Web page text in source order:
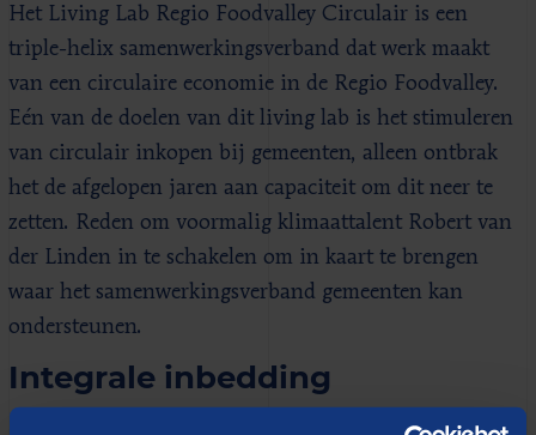
Het Living Lab Regio Foodvalley Circulair is een
triple-helix samenwerkingsverband dat werk maakt
van een circulaire economie in de Regio Foodvalley.
Eén van de doelen van dit living lab is het stimuleren
van circulair inkopen bij gemeenten, alleen ontbrak
het de afgelopen jaren aan capaciteit om dit neer te
zetten. Reden om voormalig klimaattalent Robert van
der Linden in te schakelen om in kaart te brengen
waar het samenwerkingsverband gemeenten kan
ondersteunen.
Integrale inbedding